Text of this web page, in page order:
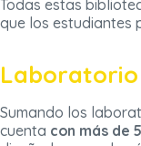
Todas estas
que los estudiantes
Laboratorio
Sumando los
cuenta con más de